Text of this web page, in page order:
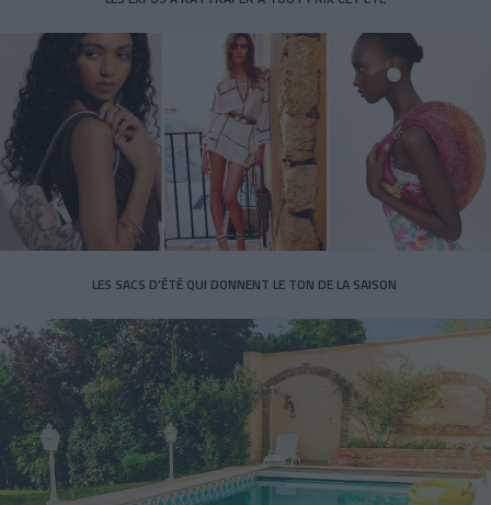
LES SACS D’ÉTÉ QUI DONNENT LE TON DE LA SAISON